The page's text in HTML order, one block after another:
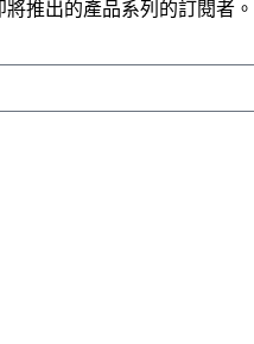
推出的產品系列的訂閱者。